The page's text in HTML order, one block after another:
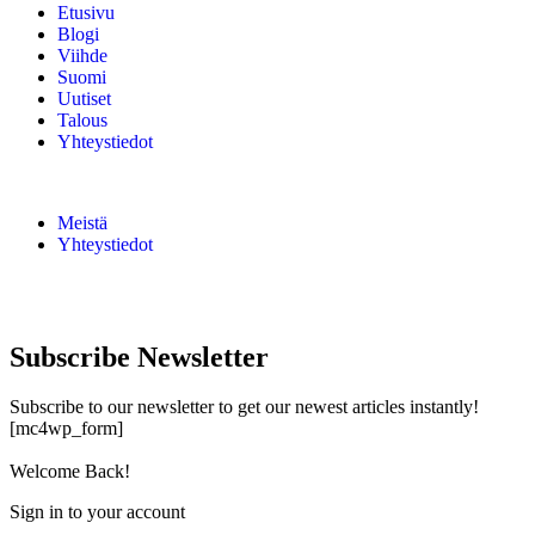
Etusivu
Blogi
Viihde
Suomi
Uutiset
Talous
Yhteystiedot
Meistä
Yhteystiedot
Subscribe Newsletter
Subscribe to our newsletter to get our newest articles instantly!
[mc4wp_form]
Welcome Back!
Sign in to your account